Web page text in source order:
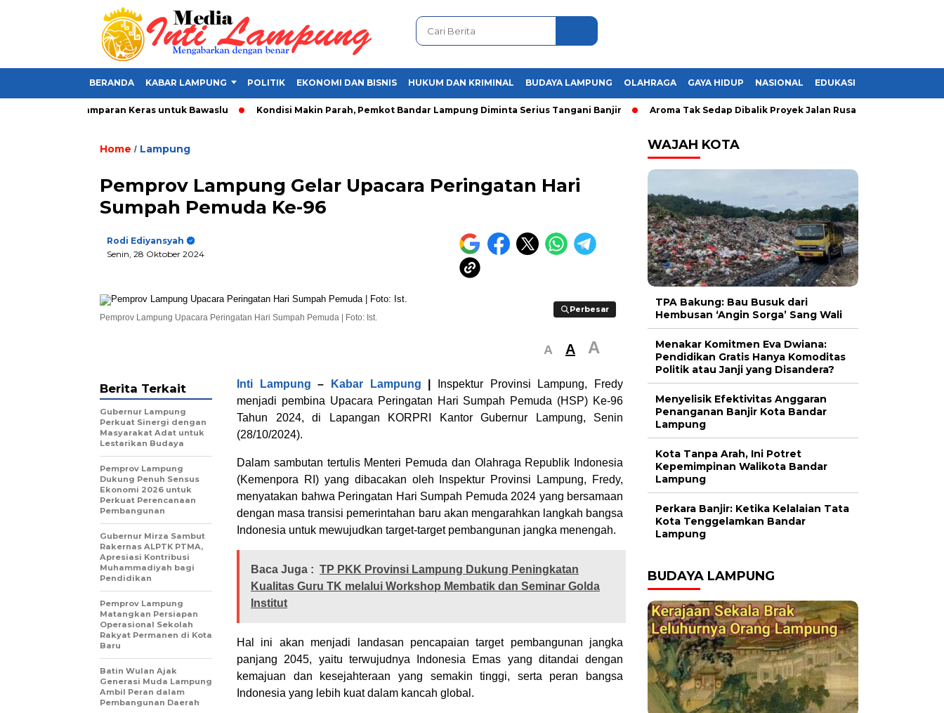
BERANDA KABAR LAMPUNG POLITIK EKONOMI DAN BISNIS HUKUM DAN KRIMINAL BUDAYA LAMPUNG OLAHRAGA GAYA HIDUP NASIONAL EDUKASI
Politik, Tamparan Keras untuk Bawaslu Kondisi Makin Parah, Pemkot Bandar Lampung Diminta Serius Tangani Banjir Aroma Tak Sedap Dibalik Proyek Jalan Rusak di Lampung,
Home / Lampung
Pemprov Lampung Gelar Upacara Peringatan Hari
Sumpah Pemuda Ke-96
Rodi Ediyansyah
Senin, 28 Oktober 2024
Perbesar
Perbesar
Pemprov Lampung Upacara Peringatan Hari Sumpah Pemuda | Foto: Ist.
A A A
Inti Lampung – Kabar Lampung
Inspektur Provinsi Lampung, Fredy
menjadi pembina Upacara Peringatan Hari Sumpah Pemuda (HSP) Ke-96
Tahun 2024, di Lapangan KORPRI Kantor Gubernur Lampung, Senin
(28/10/2024).
Dalam sambutan tertulis Menteri Pemuda dan Olahraga Republik Indonesia
(Kemenpora RI) yang dibacakan oleh Inspektur Provinsi Lampung, Fredy,
menyatakan bahwa Peringatan Hari Sumpah Pemuda 2024 yang bersamaan
dengan masa transisi pemerintahan baru akan mengarahkan langkah bangsa
Indonesia untuk mewujudkan target-target pembangunan jangka menengah.
Baca Juga : TP PKK Provinsi Lampung Dukung Peningkatan
Kualitas Guru TK melalui Workshop Membatik dan Seminar Golda
Institut
Hal ini akan menjadi landasan pencapaian target pembangunan jangka
panjang 2045, yaitu terwujudnya Indonesia Emas yang ditandai dengan
kemajuan dan kesejahteraan yang semakin tinggi, serta peran bangsa
Indonesia yang lebih kuat dalam kancah global.
Berita Terkait
Gubernur Lampung
Perkuat Sinergi dengan
Masyarakat Adat untuk
Lestarikan Budaya
Pemprov Lampung
Dukung Penuh Sensus
Ekonomi 2026 untuk
Perkuat Perencanaan
Pembangunan
Gubernur Mirza Sambut
Rakernas ALPTK PTMA,
Apresiasi Kontribusi
Muhammadiyah bagi
Pendidikan
Pemprov Lampung
Matangkan Persiapan
Operasional Sekolah
Rakyat Permanen di Kota
Baru
Batin Wulan Ajak
Generasi Muda Lampung
Ambil Peran dalam
Pembangunan Daerah
WAJAH KOTA
TPA Bakung: Bau Busuk dari
Hembusan ‘Angin Sorga’ Sang Wali
Menakar Komitmen Eva Dwiana:
Pendidikan Gratis Hanya Komoditas
Politik atau Janji yang Disandera?
Menyelisik Efektivitas Anggaran
Penanganan Banjir Kota Bandar
Lampung
Kota Tanpa Arah, Ini Potret
Kepemimpinan Walikota Bandar
Lampung
Perkara Banjir: Ketika Kelalaian Tata
Kota Tenggelamkan Bandar
Lampung
BUDAYA LAMPUNG